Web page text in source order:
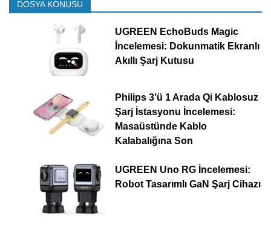
DOSYA KONUSU
UGREEN EchoBuds Magic
İncelemesi: Dokunmatik Ekranlı
Akıllı Şarj Kutusu
Philips 3’ü 1 Arada Qi Kablosuz
Şarj İstasyonu İncelemesi:
Masaüstünde Kablo
Kalabalığına Son
UGREEN Uno RG İncelemesi:
Robot Tasarımlı GaN Şarj Cihazı